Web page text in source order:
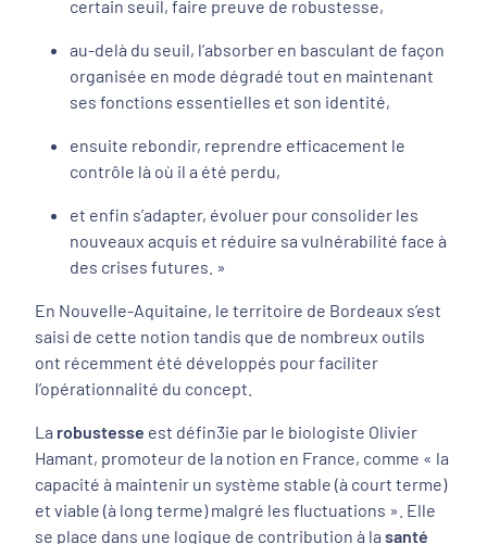
certain seuil, faire preuve de robustesse,
au-delà du seuil, l’absorber en basculant de façon
organisée en mode dégradé tout en maintenant
ses fonctions essentielles et son identité,
ensuite rebondir, reprendre efficacement le
contrôle là où il a été perdu,
et enfin s’adapter, évoluer pour consolider les
nouveaux acquis et réduire sa vulnérabilité face à
des crises futures. »
En Nouvelle-Aquitaine, le territoire de Bordeaux s’est
saisi de cette notion tandis que de nombreux outils
ont récemment été développés pour faciliter
l’opérationnalité du concept.
La robustesse est défin3ie par le biologiste Olivier
Hamant, promoteur de la notion en France, comme « la
capacité à maintenir un système stable (à court terme)
et viable (à long terme) malgré les fluctuations ». Elle
se place dans une logique de contribution à la santé